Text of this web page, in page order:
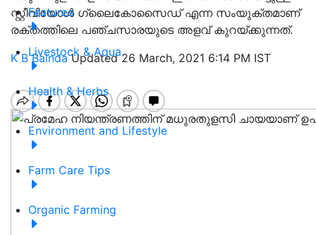
Features
Livestock & Aqua
Health & Herbs
Environment and Lifestyle
Farm Care Tips
Organic Farming
സ്റ്റീവിയോള്‍ ഗ്ലൈകോസൈഡ് എന്ന സംയുക്തമാണ്
രക്തത്തിലെ പഞ്ചസാരയുടെ അളവ് കുറയ്‌ക്കുന്നത്.
K B BaindaUpdated 26 March, 2021 6:14 PM IST